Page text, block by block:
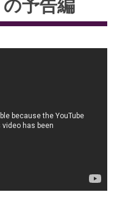
予告編